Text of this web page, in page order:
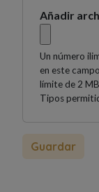
Añadir
Un número
en este
límite de 2
Tipos